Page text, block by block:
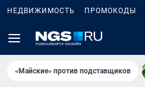
НЕДВИЖИМОСТЬ ПРОМОКОДЫ
«Майские» против подставщиков